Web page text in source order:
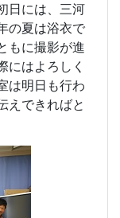
日には、三河
の夏は浴衣で
もに撮影が進
にはよろしく
は明日も行わ
えできればと